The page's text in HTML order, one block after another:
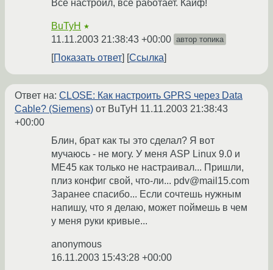
Всё настроил, всё работает. Кайф!
BuTyH ★
11.11.2003 21:38:43 +00:00 автор топика
Показать ответ Ссылка
Ответ на: CLOSE: Как настроить GPRS через Data
Cable? (Siemens) от BuTyH 11.11.2003 21:38:43
+00:00
Блин, брат как ты это сделал? Я вот
мучаюсь - не могу. У меня ASP Linux 9.0 и
ME45 как только не настраивал... Пришли,
плиз конфиг свой, что-ли... pdv@mail15.com
Заранее спасибо... Если сочтешь нужным
напишу, что я делаю, может поймешь в чем
у меня руки кривые...
anonymous
16.11.2003 15:43:28 +00:00